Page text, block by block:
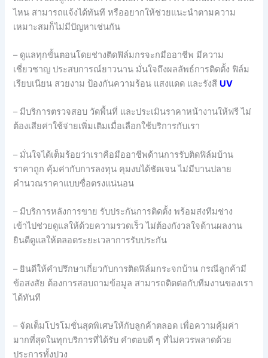
ไหน สามารถแจ้งได้ทันที หรืออยากให้ช่วยแนะนำตามความ
เหมาะสมก็ไม่มีปัญหาเช่นกัน
– ดูแลทุกขั้นตอนโดยช่างติดฟิล์มกรจะกมืออาชีพ มีความ
เชี่ยวชาญ ประสบการณ์ยาวนาน มั่นใจถึงผลลัพธ์การติดตั้ง ฟิล์ม
เรียบเนียน สวยงาม ป้องกันความร้อน แสงแดด และรังสี UV
– มีบริการตรวจสอบ วัดพื้นที่ และประเมินราคาหน้างานให้ฟรี ไม่
ต้องเสียค่าใช้จ่ายเพิ่มเติมเมื่อเลือกใช้บริการกับเรา
– มั่นใจได้เต็มร้อยว่าเราคือมืออาชีพด้านการรับติดฟิล์มบ้าน
ราคาถูก คุ้มค่ากับการลงทุน คุมงบได้ชัดเจน ไม่มีบานปลาย
คำนวณราคาแบบซื่อตรงแน่นอน
– มีบริการหลังการขาย รับประกันการติดตั้ง พร้อมส่งทีมช่าง
เข้าไปช่วยดูแลให้ด้วยความรวดเร็ว ไม่ต้องกังวลใจด้านผลงาน
ยินดีดูแลให้ตลอดระยะเวลาการรับประกัน
– ยินดีให้คำปรึกษาเกี่ยวกับการติดฟิล์มกระจกบ้าน กรณีลูกค้ามี
ข้อสงสัย ต้องการสอบถามข้อมูล สามารถติดต่อกับทีมงานของเรา
ได้ทันที
– จัดเต็มโปรโมชั่นสุดพิเศษให้กับลูกค้าตลอด เพื่อความคุ้มค่า
มากที่สุดในทุกบริการที่ได้รับ คำตอบดี ๆ ที่ไม่ควรพลาดด้วย
ประการทั้งปวง